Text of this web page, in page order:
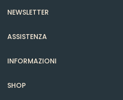
NEWSLETTER
ASSISTENZA
INFORMAZIONI
SHOP